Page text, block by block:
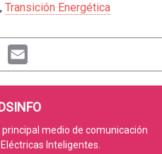
, Transición Energética
Email
principal medio de comunicación
Inteligentes.